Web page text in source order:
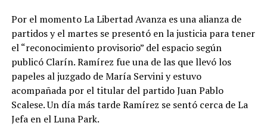
Por el momento La Libertad Avanza es una alianza de
partidos y el martes se presentó en la justicia para tener
el “reconocimiento provisorio” del espacio según
publicó Clarín. Ramírez fue una de las que llevó los
papeles al juzgado de María Servini y estuvo
acompañada por el titular del partido Juan Pablo
Scalese. Un día más tarde Ramírez se sentó cerca de La
Jefa en el Luna Park.